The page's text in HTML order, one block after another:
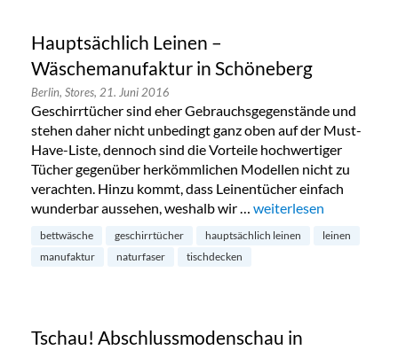
Hauptsächlich Leinen –
Wäschemanufaktur in Schöneberg
Berlin, Stores, 21. Juni 2016
Geschirrtücher sind eher Gebrauchsgegenstände und
stehen daher nicht unbedingt ganz oben auf der Must-
Have-Liste, dennoch sind die Vorteile hochwertiger
Tücher gegenüber herkömmlichen Modellen nicht zu
verachten. Hinzu kommt, dass Leinentücher einfach
wunderbar aussehen, weshalb wir … „Hauptsächlich Leinen
weiterlesen
bettwäsche geschirrtücher hauptsächlich leinen
leinen
manufaktur
naturfaser tischdecken
Tschau! Abschlussmodenschau in